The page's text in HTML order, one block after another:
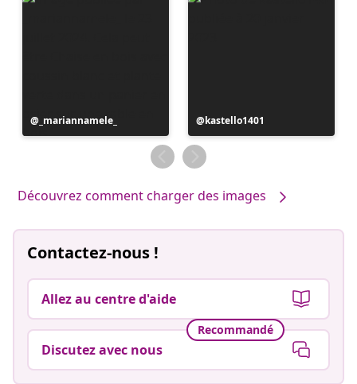
Publication
publiée
_mariannamele_
Publication
publiée
par
kastello1401
Découvrez comment charger des images
Contactez-nous !
Allez au centre d'aide
Recommandé
Discutez avec nous